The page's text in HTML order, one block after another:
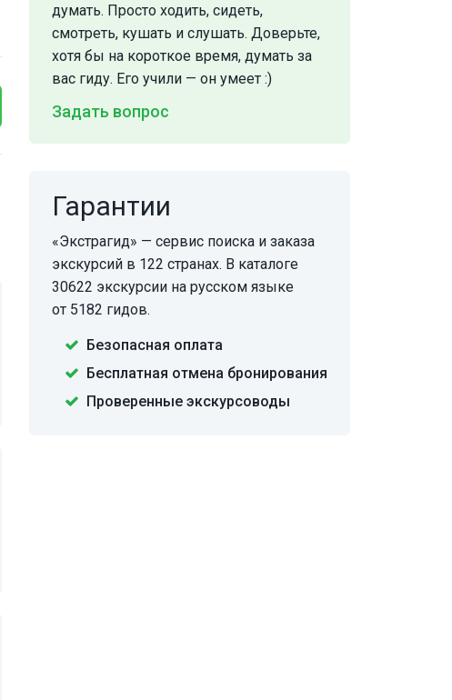
думать. Просто ходить, сидеть,
смотреть, кушать и слушать. Доверьте,
хотя бы на короткое время, думать за
вас гиду. Его учили — он умеет :)
Задать вопрос
Гарантии
«Экстрагид» — сервис поиска и заказа
экскурсий в 122 странах. В каталоге
30622 экскурсии на русском языке
от 5182 гидов.
Безопасная оплата
Бесплатная отмена бронирования
Проверенные экскурсоводы